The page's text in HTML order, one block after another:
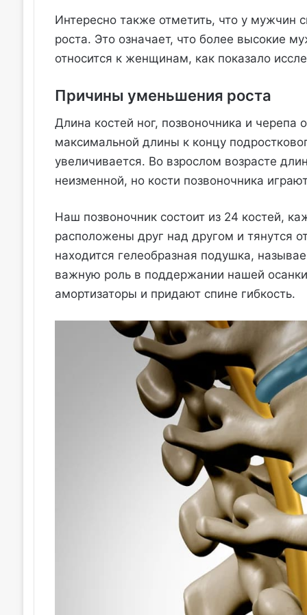
Интересно также отметить, что у мужчин
роста. Это означает, что более высокие
относится к женщинам, как показало
Причины уменьшения роста
Длина костей ног, позвоночника и
максимальной длины к концу
увеличивается. Во взрослом возрасте
неизменной, но кости позвоночника
Наш позвоночник состоит из 24 костей,
расположены друг над другом и тянутся
находится гелеобразная подушка,
важную роль в поддержании нашей
амортизаторы и придают спине гибкость.